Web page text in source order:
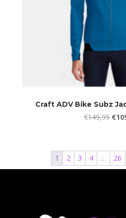
Craft ADV Bike Subz
€149,95 €
1 2 3 4 … 26